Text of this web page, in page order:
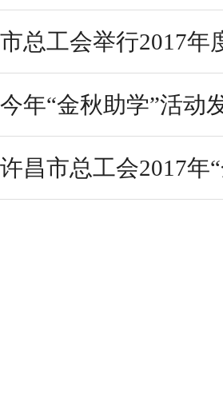
市总工会举行2017年
今年“金秋助学”活动
许昌市总工会2017年